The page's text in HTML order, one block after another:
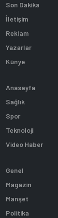
Son Dakika
İletişim
Reklam
Yazarlar
Künye
Anasayfa
Sağlık
Spor
Teknoloji
Video Haber
Genel
Magazin
Manşet
Politika